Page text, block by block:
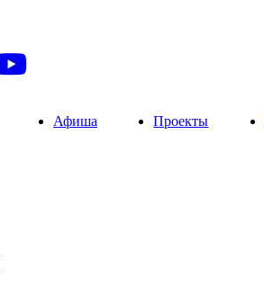
Афиша Проекты